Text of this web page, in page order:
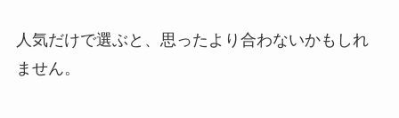
人気だけで選ぶと、思ったより合わないかもしれ
ません。